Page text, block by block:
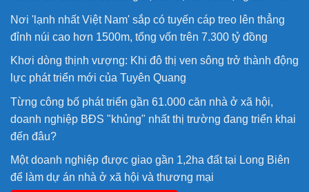
Nơi 'lạnh nhất Việt Nam' sắp có tuyến cáp treo lên thẳng
đỉnh núi cao hơn 1500m, tổng vốn trên 7.300 tỷ đồng
Khơi dòng thịnh vượng: Khi đô thị ven sông trở thành động
lực phát triển mới của Tuyên Quang
Từng công bố phát triển gần 61.000 căn nhà ở xã hội,
doanh nghiệp BĐS "khủng" nhất thị trường đang triển khai
đến đâu?
Một doanh nghiệp được giao gần 1,2ha đất tại Long Biên
để làm dự án nhà ở xã hội và thương mại